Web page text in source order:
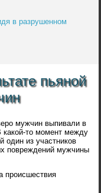
в разрушенном
пьяной
мужчин выпивали в
какой-то момент между
один из участников
повреждений мужчины
происшествия